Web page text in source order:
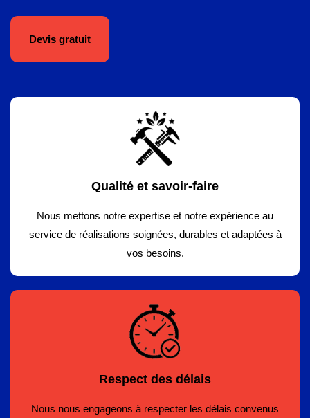
Devis gratuit
Qualité et savoir-faire
Nous mettons notre expertise et notre expérience au
service de réalisations soignées, durables et adaptées à
vos besoins.
Respect des délais
Nous nous engageons à respecter les délais convenus